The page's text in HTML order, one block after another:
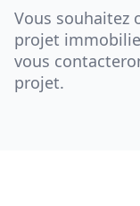
Vous souhaitez
projet
vous
projet.